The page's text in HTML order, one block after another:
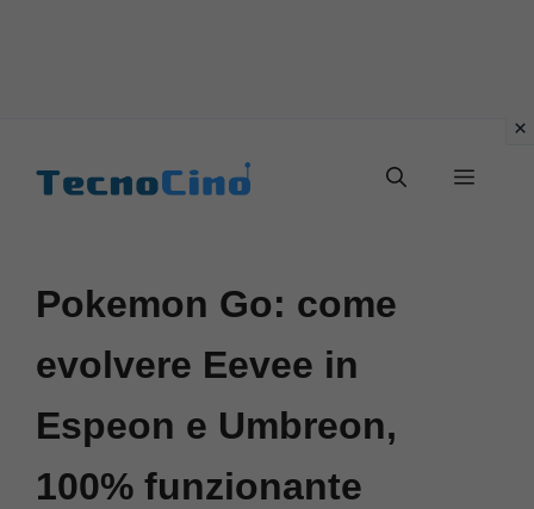
Menu
Pokemon Go: come
evolvere Eevee in
Espeon e Umbreon,
100% funzionante